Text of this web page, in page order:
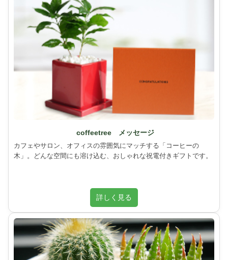
coffeetree メッセージ
カフェやサロン、オフィスの雰囲気にマッチする「コーヒーの
木」。どんな空間にも溶け込む、おしゃれな祝電付きギフトです。
詳しく見る